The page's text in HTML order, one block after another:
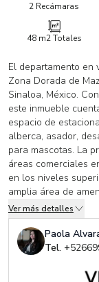
2 Recámaras
48 m2Totales
El departamento en
Zona Dorada de
Sinaloa, México.
este inmueble
espacio de
alberca, asador,
para mascotas. La
áreas comerciales
en los niveles
amplia área de
residentes. Su
Gaviotas y diversos
ideal para
funcionalidad en
pierdas la
las ciudades más
Ver más detalles
Paola
Tel. +